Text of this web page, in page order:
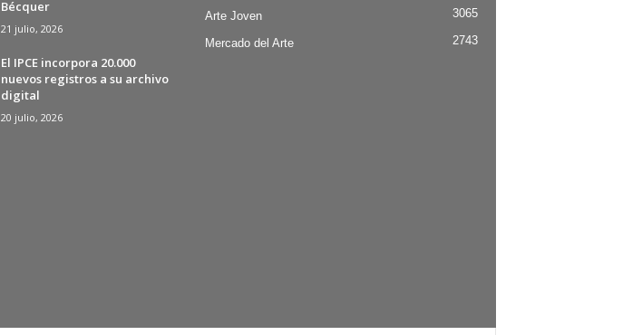
Bécquer
21 julio, 2026
El IPCE incorpora 20.000
nuevos registros a su archivo
digital
20 julio, 2026
Arte Joven 3065
Mercado del Arte 2743